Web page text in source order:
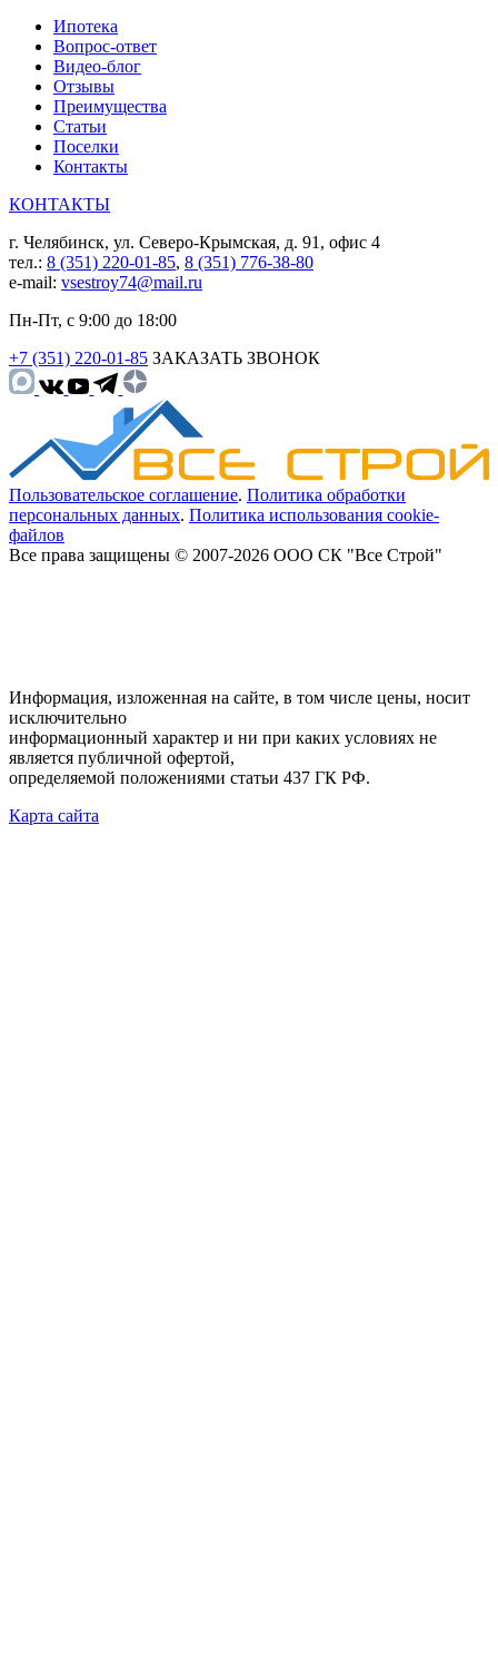
Ипотека
Вопрос-ответ
Видео-блог
Отзывы
Преимущества
Статьи
Поселки
Контакты
КОНТАКТЫ
г. Челябинск, ул. Северо-Крымская, д. 91, офис 4
тел.: 8 (351) 220-01-85, 8 (351) 776-38-80
e-mail: vsestroy74@mail.ru
Пн-Пт, с 9:00 до 18:00
+7 (351) 220-01-85 ЗАКАЗАТЬ ЗВОНОК
Пользовательское соглашение. Политика обработки
персональных данных. Политика использования cookie-
файлов
Все права защищены © 2007-2026 ООО СК "Все Строй"
Информация, изложенная на сайте, в том числе цены, носит
исключительно
информационный характер и ни при каких условиях не
является публичной офертой,
определяемой положениями статьи 437 ГК РФ.
Карта сайта